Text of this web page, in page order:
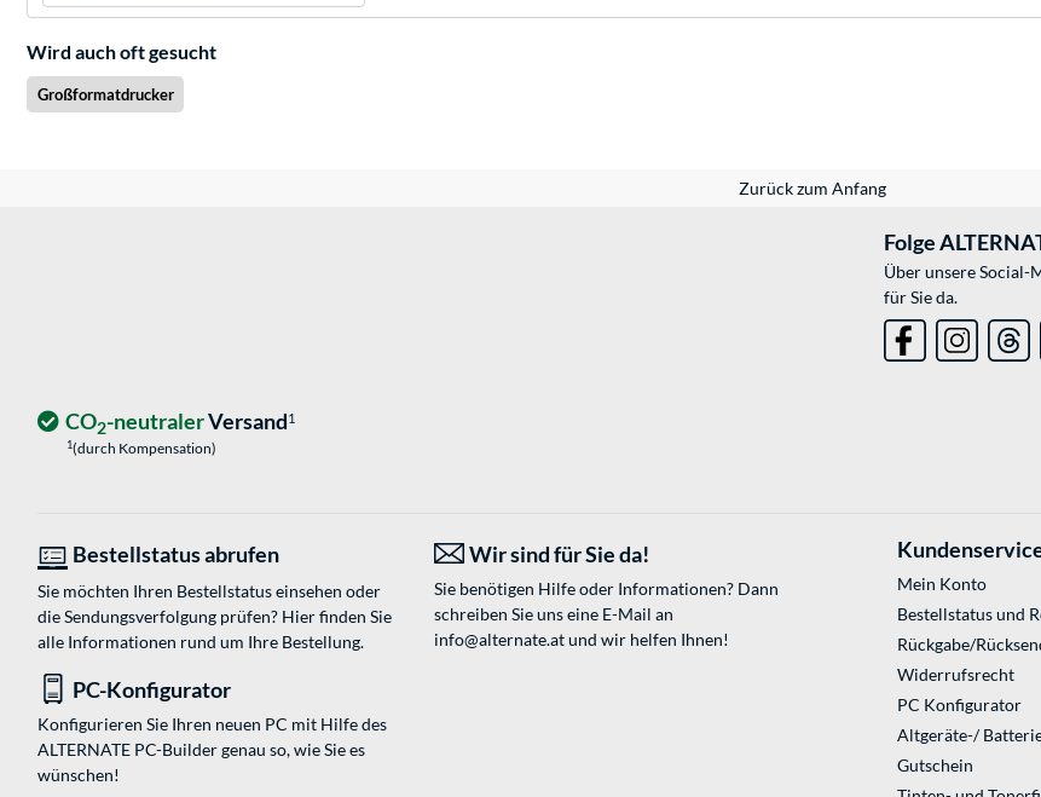
Wird auch oft gesucht
Großformatdrucker
Zurück zum Anfang
Folge
Über unsere
für Sie da.
CO2-neutralerVersand1
1(durch Kompensation)
Bestellstatus abrufen
Sie möchten Ihren Bestellstatus einsehen oder
die Sendungsverfolgung prüfen? Hier finden Sie
alle Informationen rund um Ihre Bestellung.
Wir sind für Sie da!
Sie benötigen Hilfe oder Informationen? Dann
schreiben Sie uns eine E-Mail an
info@alternate.atund wir helfen Ihnen!
PC-Konfigurator
Konfigurieren Sie Ihren neuen PC mit Hilfe des
ALTERNATE PC-Builder genau so, wie Sie es
wünschen!
Mein Konto
Bestellstatus und
Rückgabe/
Widerrufsrecht
PC Konfigurator
Altgeräte-/
Gutschein